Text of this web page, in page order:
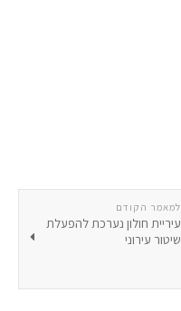
למאמר הקודם
עיריית חולון נערכת להפעלת
שיטור עירוני